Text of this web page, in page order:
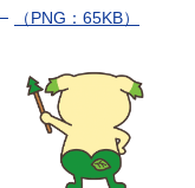
（PNG：65KB）